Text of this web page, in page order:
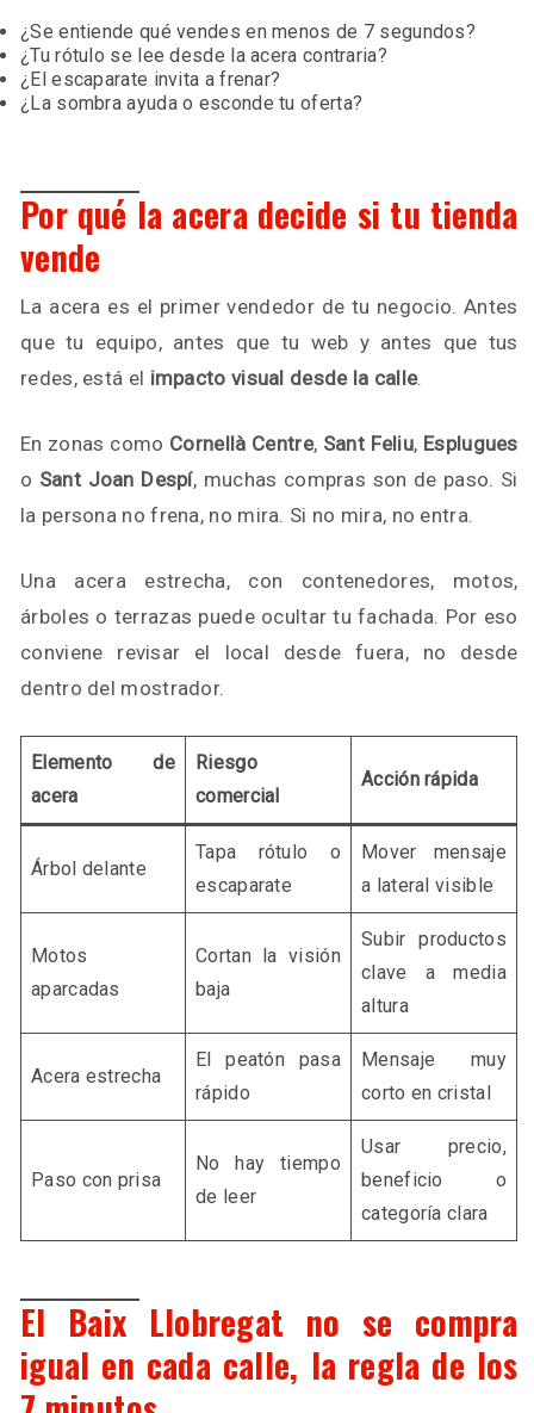
¿Se entiende qué vendes en menos de 7 segundos?
¿Tu rótulo se lee desde la acera contraria?
¿El escaparate invita a frenar?
¿La sombra ayuda o esconde tu oferta?
Por qué la acera decide si tu tienda
vende
La acera es el primer vendedor de tu negocio. Antes
que tu equipo, antes que tu web y antes que tus
redes, está el impacto visual desde la calle.
En zonas como Cornellà Centre, Sant Feliu, Esplugues
o Sant Joan Despí, muchas compras son de paso. Si
la persona no frena, no mira. Si no mira, no entra.
Una acera estrecha, con contenedores, motos,
árboles o terrazas puede ocultar tu fachada. Por eso
conviene revisar el local desde fuera, no desde
dentro del mostrador.
Elemento de
acera
Riesgo
comercial
Acción rápida
Árbol delante
Tapa rótulo o
escaparate
Mover mensaje
a lateral visible
Motos
aparcadas
Cortan la visión
baja
Subir productos
clave a media
altura
Acera estrecha
El peatón pasa
rápido
Mensaje muy
corto en cristal
Paso con prisa
No hay tiempo
de leer
Usar precio,
beneficio o
categoría clara
El Baix Llobregat no se compra
igual en cada calle, la regla de los